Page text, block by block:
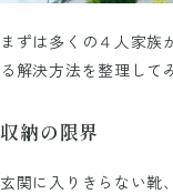
まずは多くの４人家族
る解決方法を整理して
収納の限界
玄関に入りきらない靴